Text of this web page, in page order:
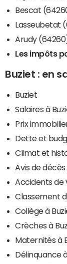
Bescat
Lasseubetat
Arudy
Les impôts
Buziet : en
Buziet
Salaires à
Prix
Dette et
Climat et
Avis de décès
Accidents de
Classement
Collège à
Crèches à
Maternités à
Délinquance